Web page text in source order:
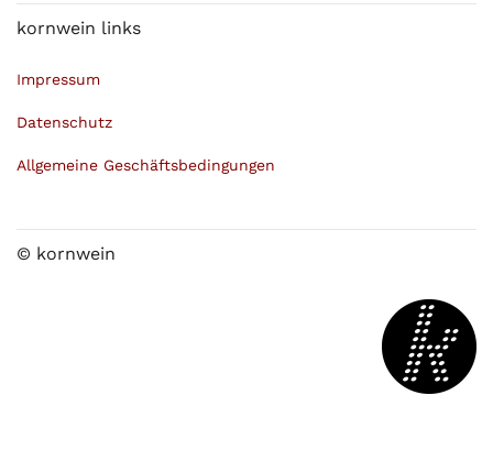
kornwein links
Impressum
Datenschutz
Allgemeine Geschäftsbedingungen
© kornwein